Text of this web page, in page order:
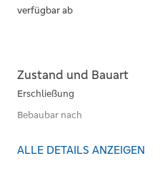
verfügbar ab
Zustand und Bauart
Erschließung
Bebaubar nach
ALLE DETAILS ANZEIGEN